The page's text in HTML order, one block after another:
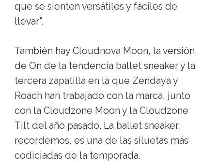
que se sienten versátiles y fáciles de
llevar".
También hay Cloudnova Moon, la versión
de On de la tendencia ballet sneaker y la
tercera zapatilla en la que Zendaya y
Roach han trabajado con la marca, junto
con la Cloudzone Moon y la Cloudzone
Tilt del año pasado. La ballet sneaker,
recordemos, es una de las siluetas más
codiciadas de la temporada.